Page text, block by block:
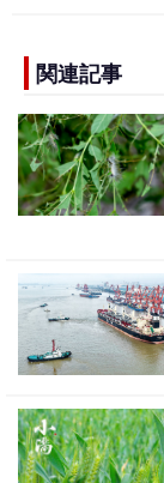
e
b
o
o
k
関連記事